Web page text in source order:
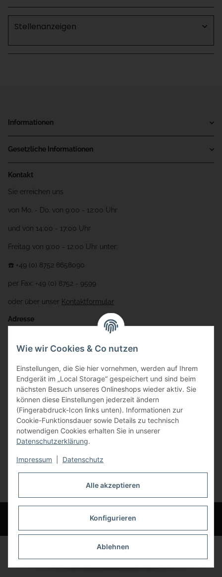
Stellenanzeigen
Informationen
Gesetzliche Informationen
Kontakt
Sie erreichen uns
von Mo. - Do. von 9:00 - 12:00 Uhr
und von 14:00 - 17:00 Uhr
Freitag von 9:00 - 12:00 Uhr unter:
☎️ +49 (0) 8752 8658090
per Fax: +49 (0) 8752 - 9599
oder über unser Kontaktformular
Adresse
Gewerbering 17
84072 Au i.d. Hallertau
info@bauer-tore.de
Vertrag widerrufen
* Alle Preise inkl. gesetzlicher USt., zzgl.Versand
© Bauer-Systemtechnik GmbH - Technische Änderungen und Irrtümer
vorbehalten
Wie wir Cookies & Co nutzen
Einstellungen, die Sie hier vornehmen, werden auf Ihrem
Endgerät im „Local Storage“ gespeichert und sind beim
nächsten Besuch unseres Onlineshops wieder aktiv. Sie
können diese Einstellungen jederzeit ändern
(Fingerabdruck-Icon links unten). Informationen zur
Cookie-Funktionsdauer sowie Details zu technisch
notwendigen Cookies erhalten Sie in unserer
Datenschutzerklärung.
Impressum Datenschutz
Alle akzeptieren
Konfigurieren
Ablehnen